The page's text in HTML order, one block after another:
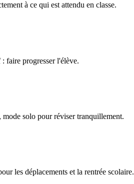
à ce qui est attendu en classe.
faire progresser l'élève.
mode solo pour réviser tranquillement.
les déplacements et la rentrée scolaire.